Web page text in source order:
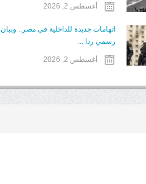
أغسطس 2, 2026
اتهامات جديدة للداخلية في مصر.. وبيان
رسمي ردا ...
أغسطس 2, 2026